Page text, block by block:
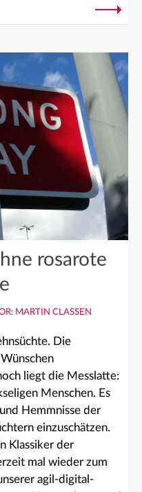
rosarote
MARTIN CLASSEN
Die
liegt die Messlatte:
Menschen. Es
Hemmnisse der
einzuschätzen.
Klassiker der
mal wieder zum
agil-digital-